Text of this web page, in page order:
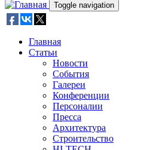
Toggle navigation
Главная
Статьи
Новости
События
Галереи
Конференции
Персоналии
Пресса
Архитектура
Строительство